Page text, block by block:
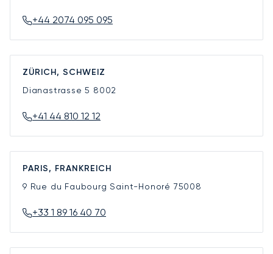
+44 2074 095 095
ZÜRICH, SCHWEIZ
Dianastrasse 5 8002
+41 44 810 12 12
PARIS, FRANKREICH
9 Rue du Faubourg Saint-Honoré 75008
+33 1 89 16 40 70